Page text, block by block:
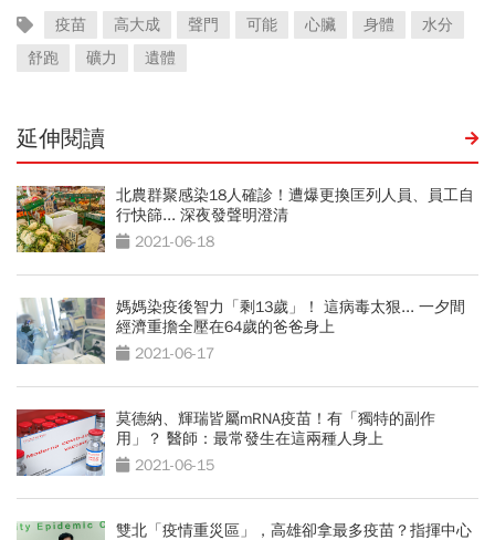
疫苗 高大成 聲門 可能 心臟 身體
水分
舒跑
礦力 遺體
延伸閱讀
北農群聚感染18人確診！遭爆更換匡列人員、員工自
行快篩... 深夜發聲明澄清
2021-06-18
媽媽染疫後智力「剩13歲」！ 這病毒太狠... 一夕間
經濟重擔全壓在64歲的爸爸身上
2021-06-17
莫德納、輝瑞皆屬mRNA疫苗！有「獨特的副作
用」？ 醫師：最常發生在這兩種人身上
2021-06-15
雙北「疫情重災區」，高雄卻拿最多疫苗？指揮中心